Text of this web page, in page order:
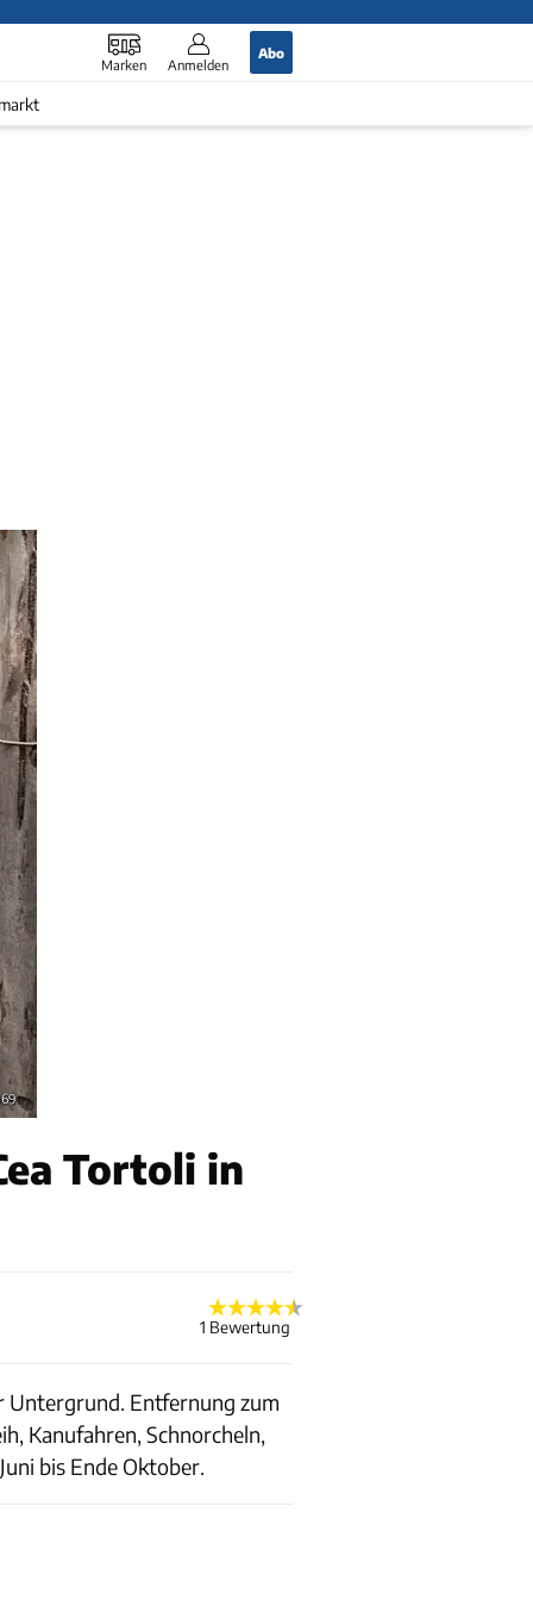
Marken Anmelden
Abo
Tortoli in
1 Bewertung
Untergrund. Entfernung zum
Kanufahren, Schnorcheln,
bis Ende Oktober.